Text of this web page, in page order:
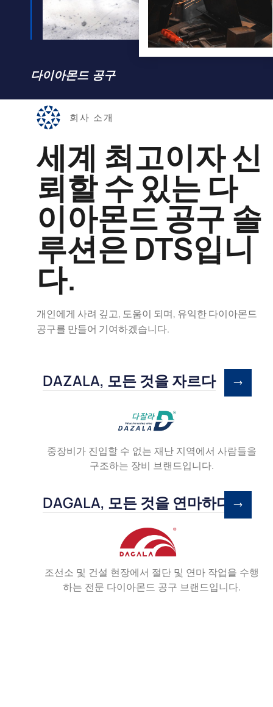
다이아몬드 공구
회사 소개
세계 최고이자 신
뢰할 수 있는 다
이아몬드 공구 솔
루션은 DTS입니
다.
개인에게 사려 깊고, 도움이 되며, 유익한 다이아몬드
공구를 만들어 기여하겠습니다.
DAZALA, 모든 것을 자르다
중장비가 진입할 수 없는 재난 지역에서 사람들을
구조하는 장비 브랜드입니다.
DAGALA, 모든 것을 연마하다
조선소 및 건설 현장에서 절단 및 연마 작업을 수행
하는 전문 다이아몬드 공구 브랜드입니다.